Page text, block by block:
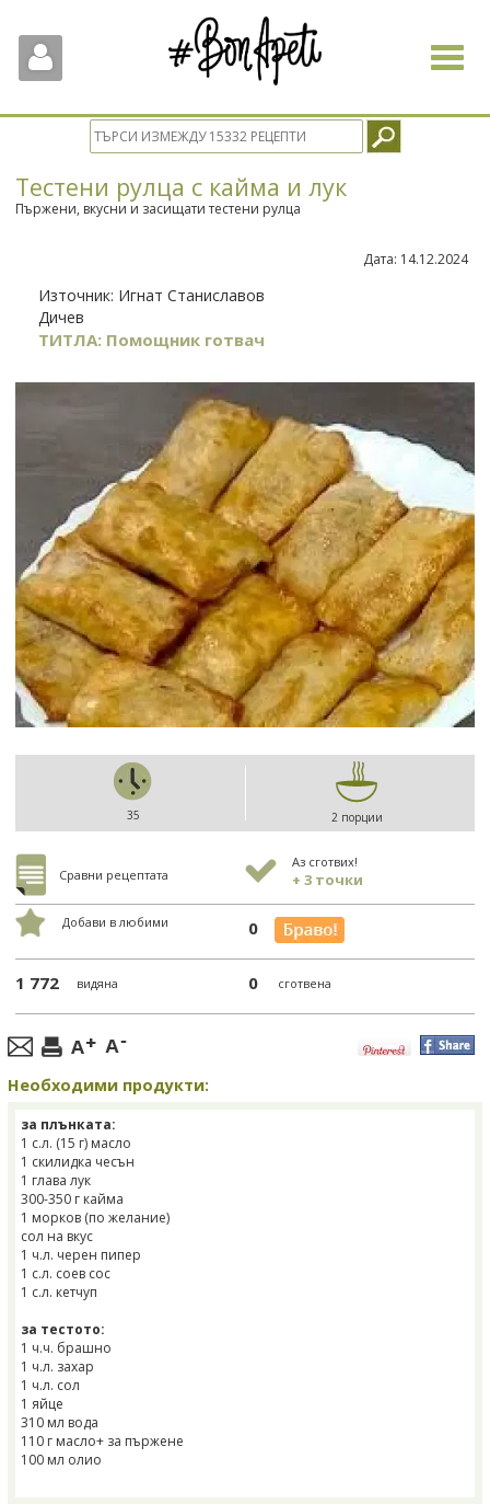
Toggle
Тестени рулца с кайма и лук
Пържени, вкусни и засищати тестени рулца
Източник: Игнат Станиславов
Дичев
ТИТЛА: Помощник готвач
Дата: 14.12.2024
35 2 порции
Сравни рецептата
Аз сготвих!
+ 3 точки
Добави в любими 0
1 772 видяна 0 сготвена
Необходими продукти:
за плънката:
1 с.л. (15 г) масло
1 скилидка чесън
1 глава лук
300-350 г кайма
1 морков (по желание)
сол на вкус
1 ч.л. черен пипер
1 с.л. соев сос
1 с.л. кетчуп
за тестото:
1 ч.ч. брашно
1 ч.л. захар
1 ч.л. сол
1 яйце
310 мл вода
110 г масло+ за пържене
100 мл олио